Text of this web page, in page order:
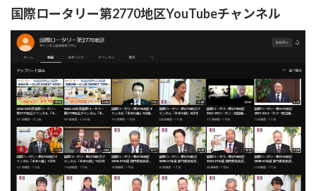
国際ロータリー第2770地区YouTubeチャンネル